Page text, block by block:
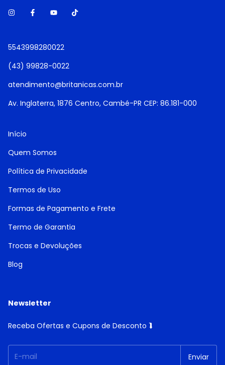
5543998280022
(43) 99828-0022
atendimento@britanicas.com.br
Av. Inglaterra, 1876 Centro, Cambé-PR CEP: 86.181-000
Início
Quem Somos
Política de Privacidade
Termos de Uso
Formas de Pagamento e Frete
Termo de Garantia
Trocas e Devoluções
Blog
Newsletter
Receba Ofertas e Cupons de Desconto ⮯